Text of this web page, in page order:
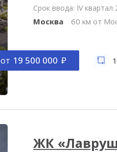
Срок ввода: IV квартал
Москва 60 км от
от 19 500 000
ЖК